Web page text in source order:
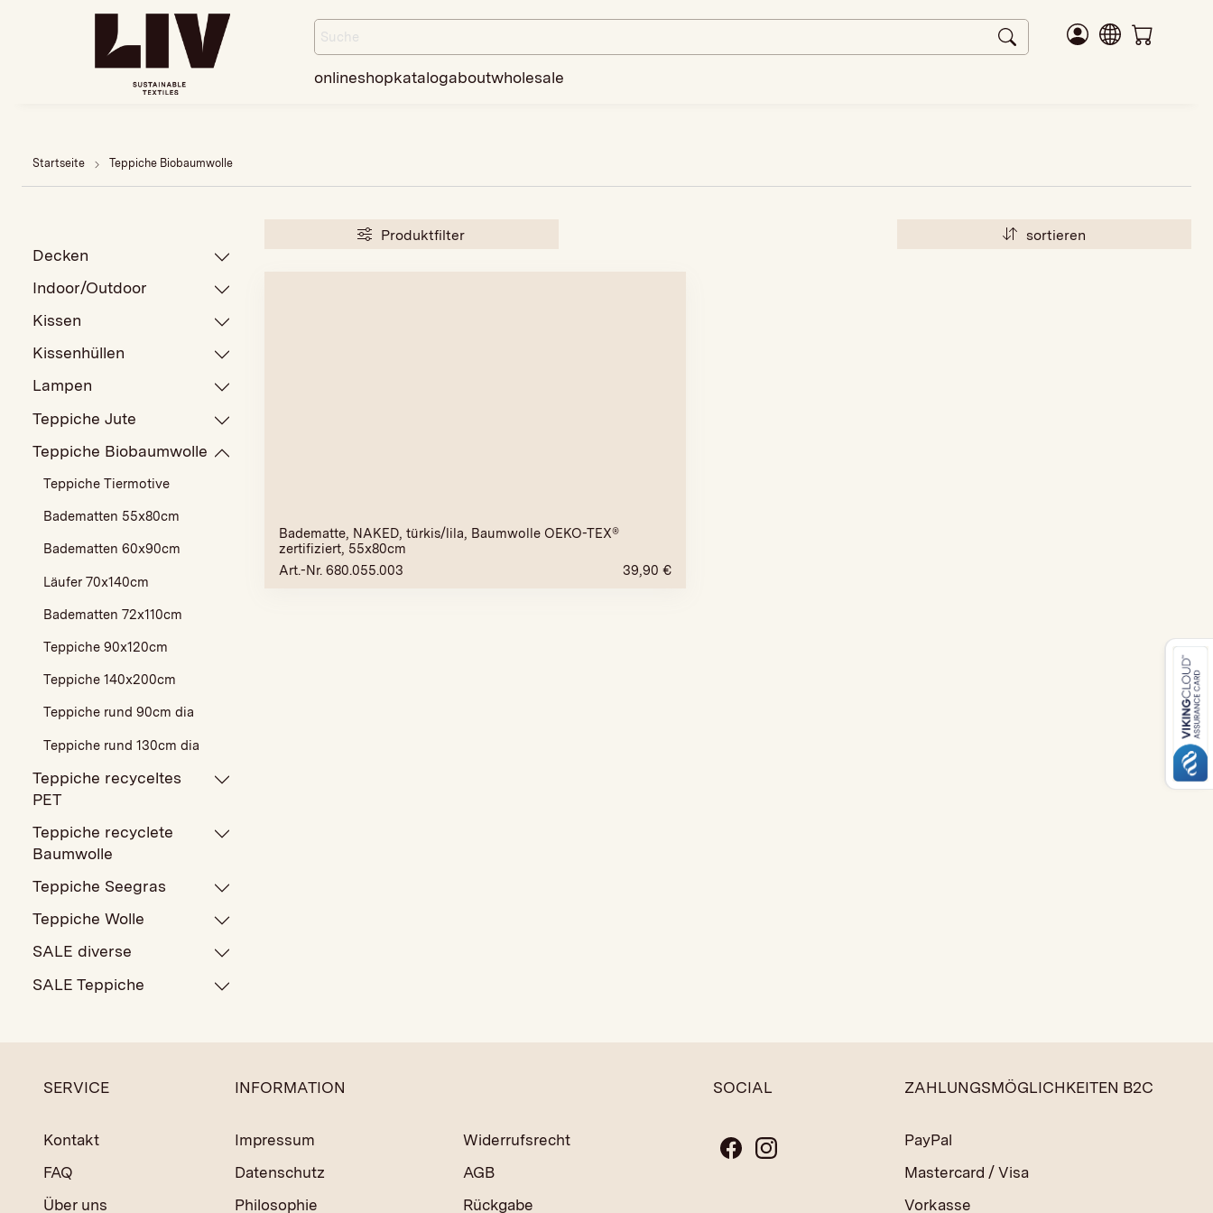
onlineshopkatalogaboutwholesale
Startseite Teppiche Biobaumwolle
Decken
Indoor/Outdoor
Kissen
Kissenhüllen
Lampen
Teppiche Jute
Teppiche Biobaumwolle
Teppiche Tiermotive
Badematten 55x80cm
Badematten 60x90cm
Läufer 70x140cm
Badematten 72x110cm
Teppiche 90x120cm
Teppiche 140x200cm
Teppiche rund 90cm dia
Teppiche rund 130cm dia
Teppiche recyceltes
PET
Teppiche recyclete
Baumwolle
Teppiche Seegras
Teppiche Wolle
SALE diverse
SALE Teppiche
Produktfilter sortieren
Badematte, NAKED, türkis/lila, Baumwolle OEKO-TEX®
zertifiziert, 55x80cm
Art.-Nr. 680.055.003
39,90 €
SERVICE
Kontakt
FAQ
Über uns
INFORMATION
Impressum
Datenschutz
Philosophie
Widerrufsrecht
AGB
Rückgabe
SOCIAL ZAHLUNGSMÖGLICHKEITEN B2C
PayPal
Mastercard / Visa
Vorkasse